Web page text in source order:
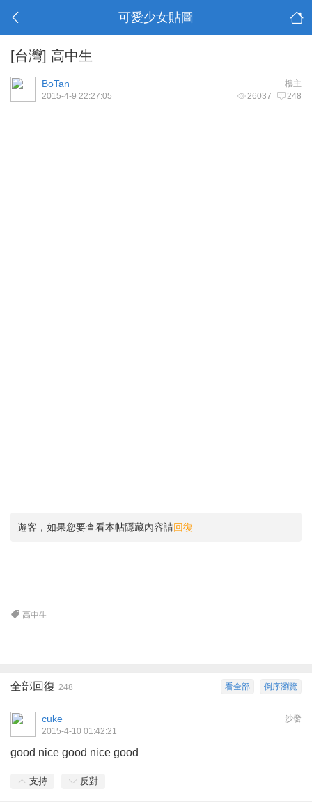
可愛少女貼圖
[台灣] 高中生
樓主
BoTan
26037 248
2015-4-9 22:27:05
遊客，如果您要查看本帖隱藏內容請回復
高中生
倒序瀏覽
看全部
全部回復 248
沙發
cuke
2015-4-10 01:42:21
good nice good nice good
支持 反對